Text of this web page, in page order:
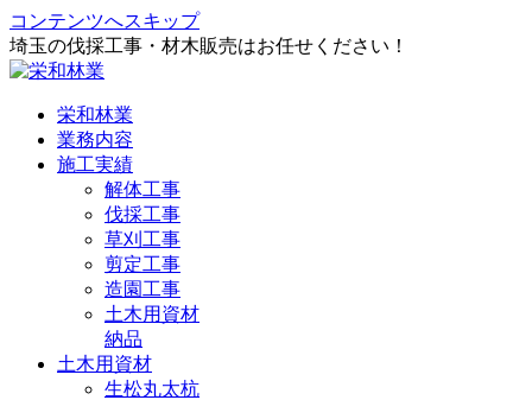
コンテンツへスキップ
埼玉の伐採工事・材木販売はお任せください！
栄和林業
業務内容
施工実績
解体工事
伐採工事
草刈工事
剪定工事
造園工事
土木用資材
納品
土木用資材
生松丸太杭